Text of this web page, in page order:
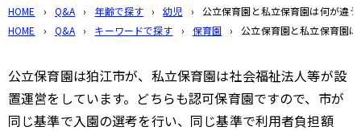
HOME
› Q&A › 年齢で探す › 幼児 ›
公立保育園と私立保育園は何が違
HOME
› Q&A › キーワードで探す › 保育園 › 公立保育園と私立保育園
公立保育園は狛江市が、私立保育園は社会福祉法人等が設
置運営をしています。どちらも認可保育園ですので、市が
同じ基準で入園の選考を行い、同じ基準で利用者負担額